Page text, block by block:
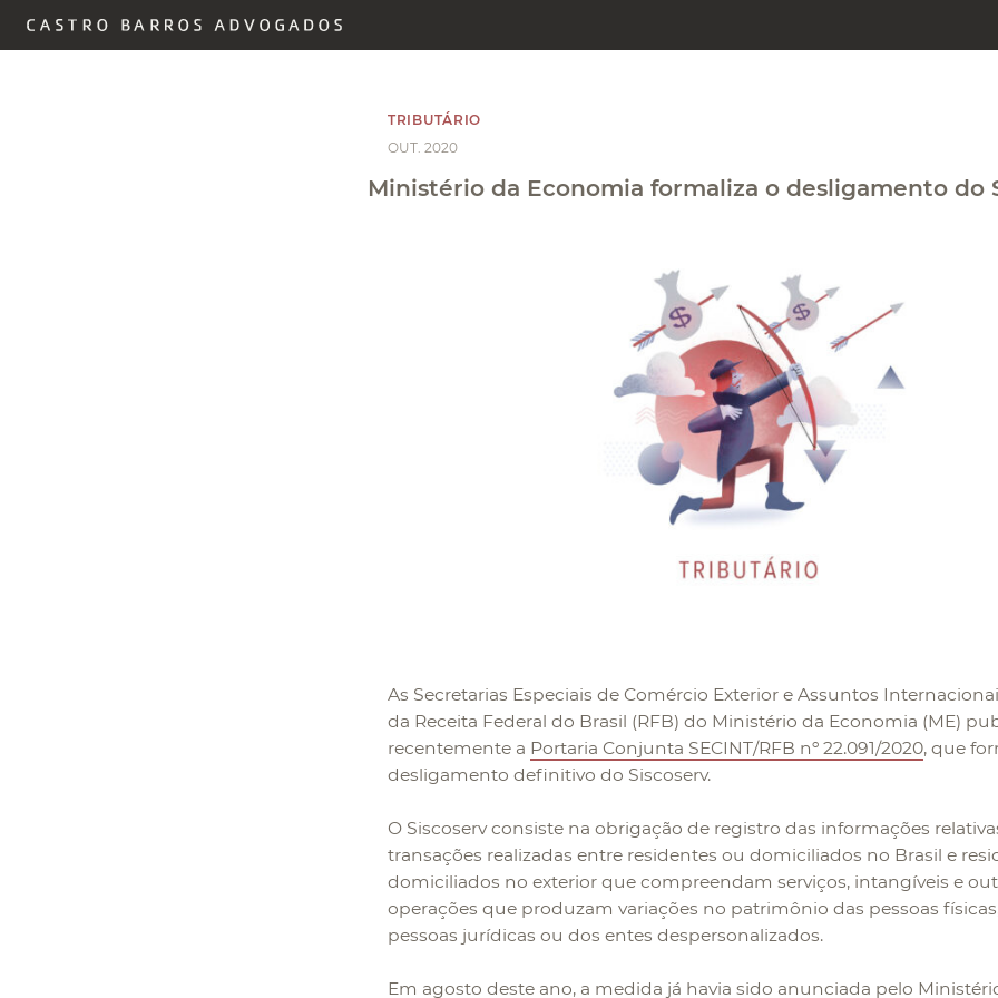
TRIBUTÁRIO
OUT. 2020
Ministério da Economia formaliza o desligamento do
As Secretarias Especiais de Comércio Exterior e Assuntos
da Receita Federal do Brasil (RFB) do Ministério da Economia (ME)
recentemente a Portaria Conjunta SECINT/RFB nº 22.091/2020, que
desligamento definitivo do Siscoserv.
O Siscoserv consiste na obrigação de registro das informações
transações realizadas entre residentes ou domiciliados no Brasil e
domiciliados no exterior que compreendam serviços, intangíveis e
operações que produzam variações no patrimônio das pessoas
pessoas jurídicas ou dos entes despersonalizados.
Em agosto deste ano, a medida já havia sido anunciada pelo